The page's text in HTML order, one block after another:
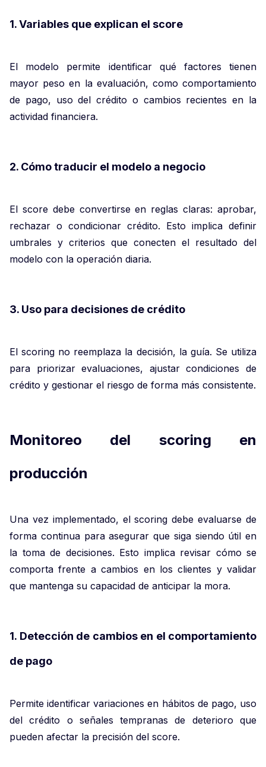
1. Variables que explican el score
El modelo permite identificar qué factores tienen
mayor peso en la evaluación, como comportamiento
de pago, uso del crédito o cambios recientes en la
actividad financiera.
2. Cómo traducir el modelo a negocio
El score debe convertirse en reglas claras: aprobar,
rechazar o condicionar crédito. Esto implica definir
umbrales y criterios que conecten el resultado del
modelo con la operación diaria.
3. Uso para decisiones de crédito
El scoring no reemplaza la decisión, la guía. Se utiliza
para priorizar evaluaciones, ajustar condiciones de
crédito y gestionar el riesgo de forma más consistente.
Monitoreo del scoring en
producción
Una vez implementado, el scoring debe evaluarse de
forma continua para asegurar que siga siendo útil en
la toma de decisiones. Esto implica revisar cómo se
comporta frente a cambios en los clientes y validar
que mantenga su capacidad de anticipar la mora.
1. Detección de cambios en el comportamiento
de pago
Permite identificar variaciones en hábitos de pago, uso
del crédito o señales tempranas de deterioro que
pueden afectar la precisión del score.